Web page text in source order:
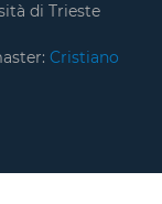
di Trieste
Cristiano